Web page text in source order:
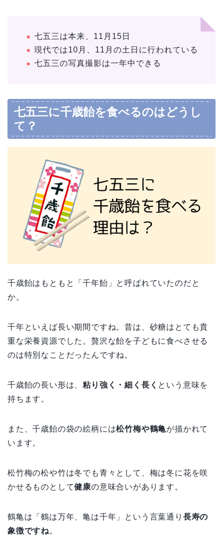
七五三は本来、11月15日
現代では10月、11月の土日に行われている
七五三の写真撮影は一年中できる
七五三に千歳飴を食べるのはどうし
て？
千歳飴はもともと「千年飴」と呼ばれていたのだと
か。
千年といえば長い期間ですね。昔は、砂糖はとても貴
重な栄養資源でした。贅沢な飴を子どもに食べさせる
のは特別なことだったんですね。
千歳飴の長い形は、粘り強く・細く長く という意味を
持ちます。
また、千歳飴の袋の絵柄には松竹梅や鶴亀が描かれて
います。
松竹梅の松や竹は冬でも青々として、梅は冬に花を咲
かせるものとして健康の意味合いがあります。
鶴亀は「鶴は万年、亀は千年」という言葉通り 長寿の
象徴ですね。